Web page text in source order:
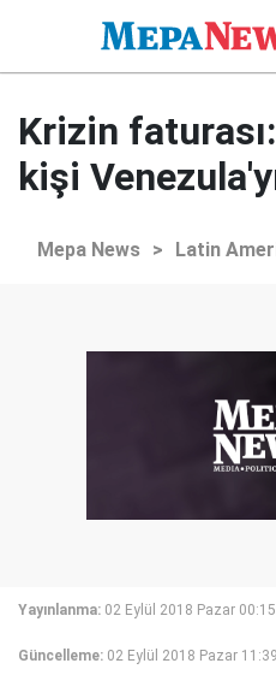
Krizin
kişi
Mepa News > Latin
Yayınlanma: 02 Eylül 2018 Pazar 00:15
Güncelleme: 02 Eylül 2018 Pazar 11:39